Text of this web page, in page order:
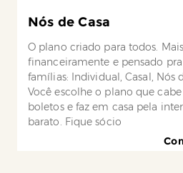
Nós de Casa
O plano criado para todos.
financeiramente e pensado
famílias: Individual, Casal, Nós
Você escolhe o plano que
boletos e faz em casa pela
barato. Fique sócio